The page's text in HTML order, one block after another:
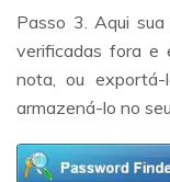
Passo 3. Aqui
verificadas fora e
nota, ou
armazená-lo no